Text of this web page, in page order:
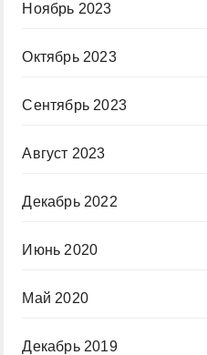
Ноябрь 2023
Октябрь 2023
Сентябрь 2023
Август 2023
Декабрь 2022
Июнь 2020
Май 2020
Декабрь 2019